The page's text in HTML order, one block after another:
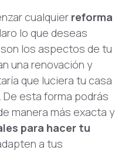
cualquier reforma
lo que deseas
los aspectos de tu
una renovación y
que luciera tu casa
. De esta forma podrás
manera más exacta y
para hacer tu
a tus